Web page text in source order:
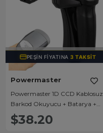
TÜKENDI
PEŞIN FIYATINA3 TAKSIT
Powermaster
Powermaster 1D CCD Kablosuz
Barkod Okuyucu + Batarya +
Cradle
$38.20